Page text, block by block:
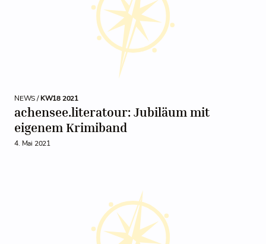
NEWS /KW18 2021
achensee.literatour: Jubiläum mit
eigenem Krimiband
4. Mai 2021